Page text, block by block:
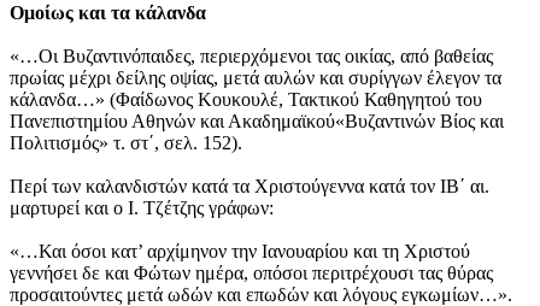
Ομοίως και τα κάλανδα
«…Οι Βυζαντινόπαιδες, περιερχόμενοι τας οικίας, από βαθείας
πρωίας μέχρι δείλης οψίας, μετά αυλών και συρίγγων έλεγον τα
κάλανδα…» (Φαίδωνος Κουκουλέ, Τακτικού Καθηγητού του
Πανεπιστημίου Αθηνών και Ακαδημαϊκού«Βυζαντινών Βίος και
Πολιτισμός» τ. στ΄, σελ. 152).
Περί των καλανδιστών κατά τα Χριστούγεννα κατά τον ΙΒ΄ αι.
μαρτυρεί και ο Ι. Τζέτζης γράφων:
«…Και όσοι κατ’ αρχίμηνον την Ιανουαρίου και τη Χριστού
γεννήσει δε και Φώτων ημέρα, οπόσοι περιτρέχουσι τας θύρας
προσαιτούντες μετά ωδών και επωδών και λόγους εγκωμίων…».